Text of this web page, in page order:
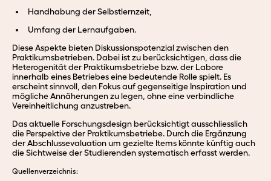
Handhabung der Selbstlernzeit,
Umfang der Lernaufgaben.
Diese Aspekte bieten Diskussionspotenzial zwischen den
Praktikumsbetrieben. Dabei ist zu berücksichtigen, dass die
Heterogenität der Praktikumsbetriebe bzw. der Labore
innerhalb eines Betriebes eine bedeutende Rolle spielt. Es
erscheint sinnvoll, den Fokus auf gegenseitige Inspiration und
mögliche Annäherungen zu legen, ohne eine verbindliche
Vereinheitlichung anzustreben.
Das aktuelle Forschungsdesign berücksichtigt ausschliesslich
die Perspektive der Praktikumsbetriebe. Durch die Ergänzung
der Abschlussevaluation um gezielte Items könnte künftig auch
die Sichtweise der Studierenden systematisch erfasst werden.
Quellenverzeichnis: